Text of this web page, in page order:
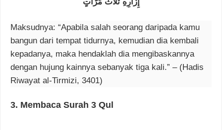
Maksudnya: “Apabila salah seorang daripada kamu
bangun dari tempat tidurnya, kemudian dia kembali
kepadanya, maka hendaklah dia mengibaskannya
dengan hujung kainnya sebanyak tiga kali.” – (Hadis
Riwayat al-Tirmizi, 3401)
3. Membaca Surah 3 Qul